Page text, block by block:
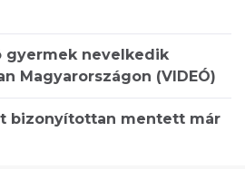
nevelkedik
Magyarországon (VIDEÓ)
bizonyítottan mentett már